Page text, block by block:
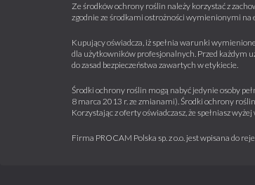
Ze środków ochrony roślin należy korzystać z
zgodnie ze środkami ostrożności wymienionymi na
Kupujący oświadcza, iż spełnia warunki
dla użytkowników profesjonalnych. Przed każdym
do zasad bezpieczeństwa zawartych w etykiecie.
Środki ochrony roślin mogą nabyć jedynie osoby
8 marca 2013 r. ze zmianami). Środki ochrony
Korzystając z oferty oświadczasz, że spełniasz
Firma PROCAM Polska sp. z o.o. jest wpisana do